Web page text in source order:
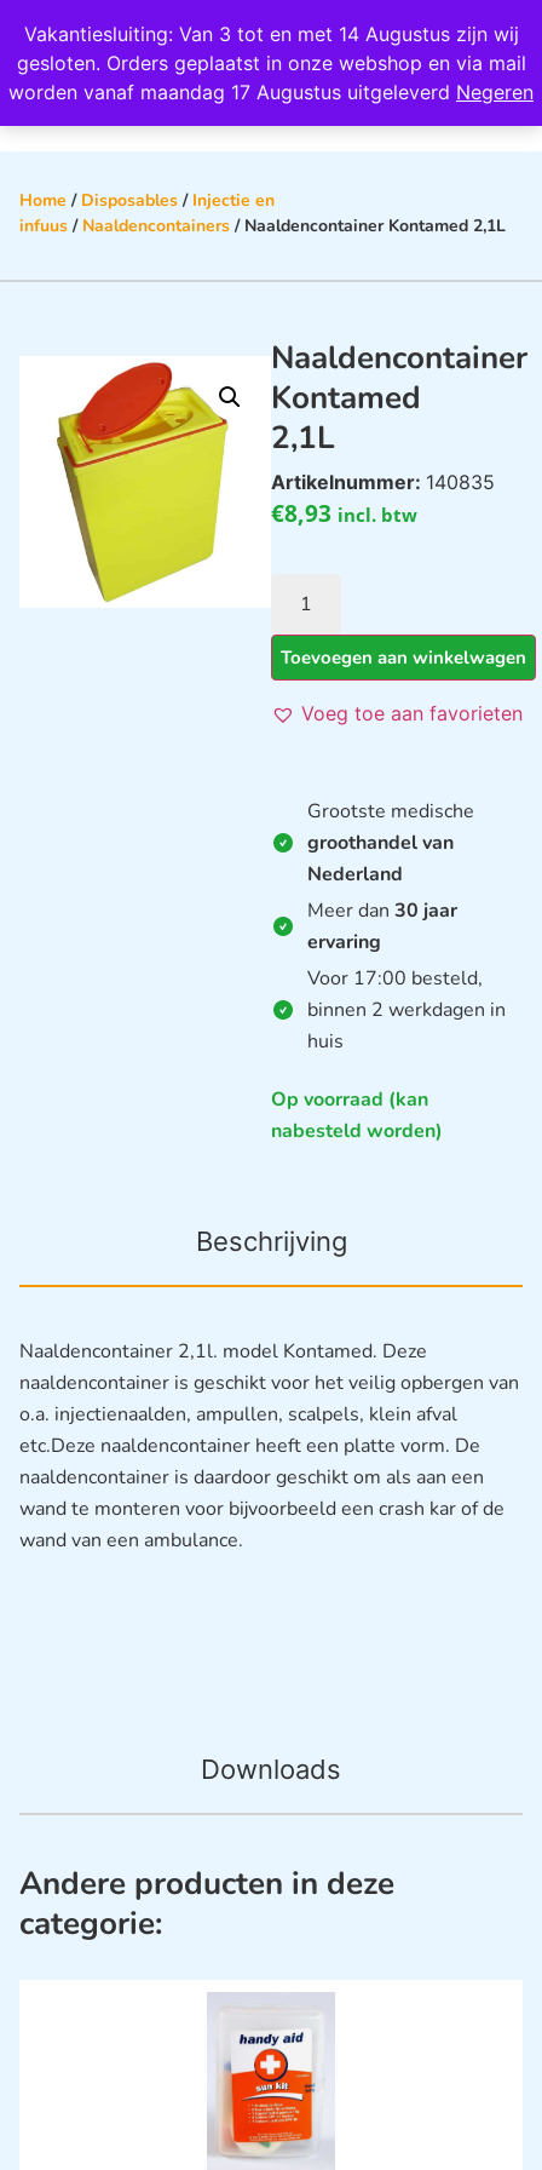
Vakantiesluiting: Van 3 tot en met 14 Augustus zijn wij
gesloten. Orders geplaatst in onze webshop en via mail
worden vanaf maandag 17 Augustus uitgeleverd Negeren
Wij scoren een 4,8 op Google
Home / Disposables / Injectie en
infuus / Naaldencontainers / Naaldencontainer Kontamed 2,1L
Naaldencontainer
Kontamed
2,1L
Artikelnummer: 140835
€8,93 incl. btw
Toevoegen aan winkelwagen
Voeg toe aan favorieten
Grootste medische
groothandel van
Nederland
Meer dan 30 jaar
ervaring
Voor 17:00 besteld,
binnen 2 werkdagen in
huis
Op voorraad (kan
nabesteld worden)
Beschrijving
Downloads
Naaldencontainer 2,1l. model Kontamed. Deze
naaldencontainer is geschikt voor het veilig opbergen van
o.a. injectienaalden, ampullen, scalpels, klein afval
etc.Deze naaldencontainer heeft een platte vorm. De
naaldencontainer is daardoor geschikt om als aan een
wand te monteren voor bijvoorbeeld een crash kar of de
wand van een ambulance.
Andere producten in deze
categorie: